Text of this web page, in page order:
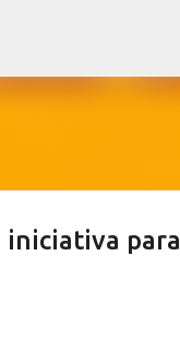
contenido principal
iniciativa para